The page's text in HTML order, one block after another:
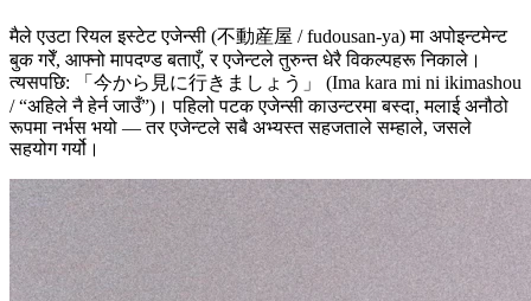
मैले एउटा रियल इस्टेट एजेन्सी (不動産屋 / fudousan-ya) मा अपोइन्टमेन्ट
बुक गरेँ, आफ्नो मापदण्ड बताएँ, र एजेन्टले तुरुन्त धेरै विकल्पहरू निकाले।
त्यसपछि: 「今から見に行きましょう」 (Ima kara mi ni ikimashou
/ “अहिले नै हेर्न जाउँ”)। पहिलो पटक एजेन्सी काउन्टरमा बस्दा, मलाई अनौठो
रूपमा नर्भस भयो — तर एजेन्टले सबै अभ्यस्त सहजताले सम्हाले, जसले
सहयोग गर्यो।